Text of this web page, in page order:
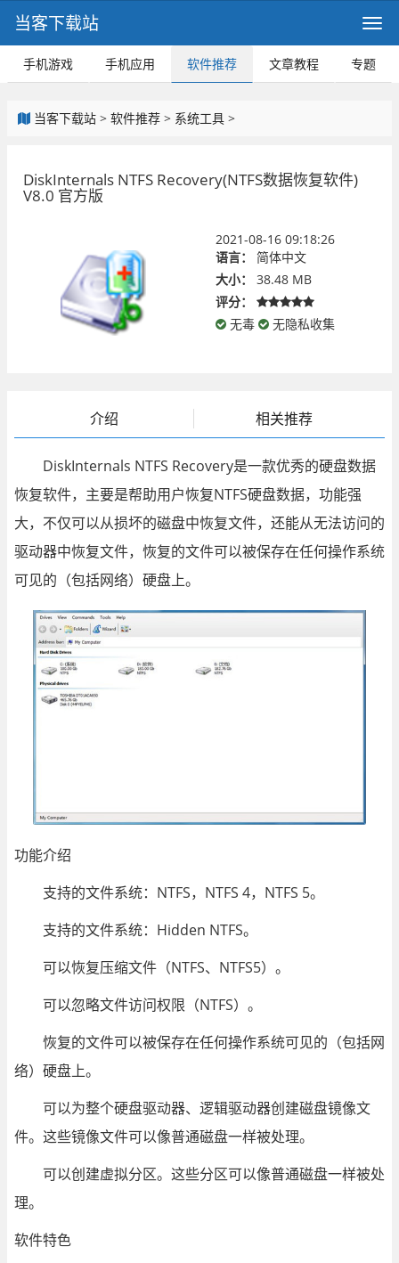
当客下载站
手机游戏 手机应用 软件推荐 文章教程 专题
当客下载站 > 软件推荐 > 系统工具 >
DiskInternals NTFS Recovery(NTFS数据恢复软件)
V8.0 官方版
2021-08-16 09:18:26
语言：
简体中文
大小：
38.48 MB
评分：
无毒
无隐私收集
介绍 相关推荐
DiskInternals NTFS Recovery是一款优秀的硬盘数据
恢复软件，主要是帮助用户恢复NTFS硬盘数据，功能强
大，不仅可以从损坏的磁盘中恢复文件，还能从无法访问的
驱动器中恢复文件，恢复的文件可以被保存在任何操作系统
可见的（包括网络）硬盘上。
功能介绍
支持的文件系统：NTFS，NTFS 4，NTFS 5。
支持的文件系统：Hidden NTFS。
可以恢复压缩文件（NTFS、NTFS5）。
可以忽略文件访问权限（NTFS）。
恢复的文件可以被保存在任何操作系统可见的（包括网
络）硬盘上。
可以为整个硬盘驱动器、逻辑驱动器创建磁盘镜像文
件。这些镜像文件可以像普通磁盘一样被处理。
可以创建虚拟分区。这些分区可以像普通磁盘一样被处
理。
软件特色